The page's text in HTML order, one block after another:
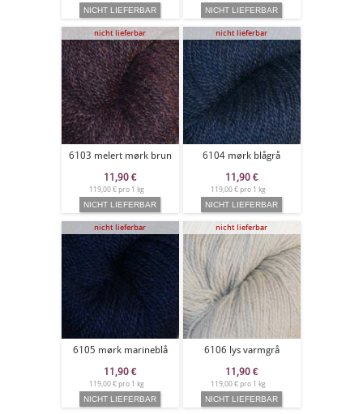
nicht lieferbar
6103 melert mørk brun
11,90 €
119,00 € pro 1 kg
nicht lieferbar
6104 mørk blågrå
11,90 €
119,00 € pro 1 kg
nicht lieferbar
6105 mørk marineblå
11,90 €
119,00 € pro 1 kg
nicht lieferbar
6106 lys varmgrå
11,90 €
119,00 € pro 1 kg